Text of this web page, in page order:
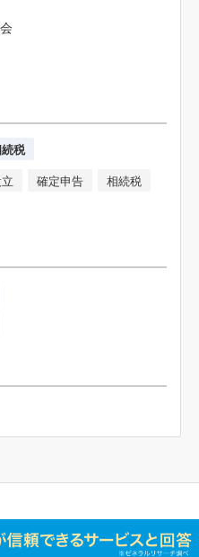
税
確定申告
相続税